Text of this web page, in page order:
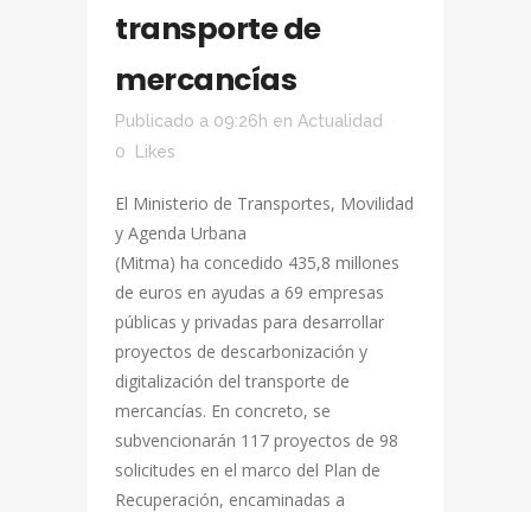
transporte de
mercancías
Publicado a 09:26h en Actualidad
0
Likes
El Ministerio de Transportes, Movilidad
y Agenda Urbana
(Mitma) ha concedido 435,8 millones
de euros en ayudas a 69 empresas
públicas y privadas para desarrollar
proyectos de descarbonización y
digitalización del transporte de
mercancías. En concreto, se
subvencionarán 117 proyectos de 98
solicitudes en el marco del Plan de
Recuperación, encaminadas a